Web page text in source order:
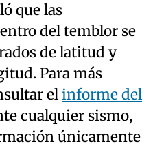
que las
del temblor se
de latitud y
Para más
elinforme del
cualquier sismo,
únicamente